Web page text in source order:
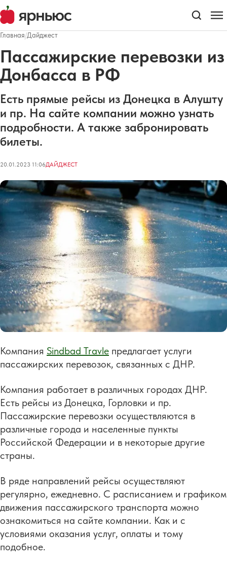
Главная/Дайджест
Пассажирские перевозки из
Донбасса в РФ
Есть прямые рейсы из Донецка в Алушту
и пр. На сайте компании можно узнать
подробности. А также забронировать
билеты.
20.01.2023 11:06ДАЙДЖЕСТ
Компания Sindbad Travle предлагает услуги
пассажирских перевозок, связанных с ДНР.
Компания работает в различных городах ДНР.
Есть рейсы из Донецка, Горловки и пр.
Пассажирские перевозки осуществляются в
различные города и населенные пункты
Российской Федерации и в некоторые другие
страны.
В ряде направлений рейсы осуществляют
регулярно, ежедневно. С расписанием и графиком
движения пассажирского транспорта можно
ознакомиться на сайте компании. Как и с
условиями оказания услуг, оплаты и тому
подобное.